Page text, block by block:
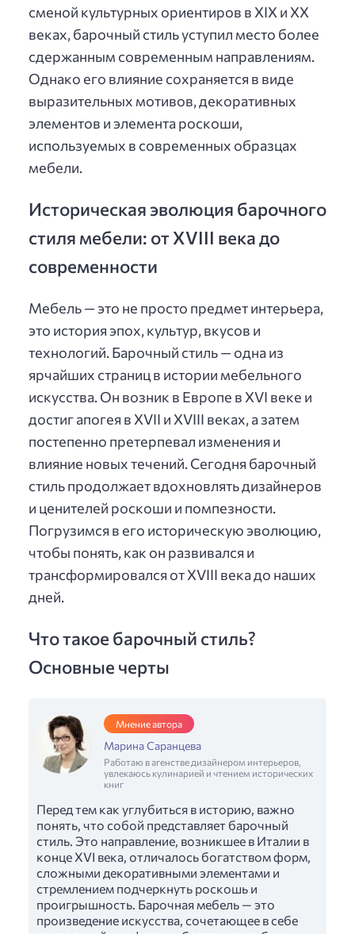
сменой культурных ориентиров в XIX и XX
веках, барочный стиль уступил место более
сдержанным современным направлениям.
Однако его влияние сохраняется в виде
выразительных мотивов, декоративных
элементов и элемента роскоши,
используемых в современных образцах
мебели.
Историческая эволюция барочного
стиля мебели: от XVIII века до
современности
Мебель — это не просто предмет интерьера,
это история эпох, культур, вкусов и
технологий. Барочный стиль — одна из
ярчайших страниц в истории мебельного
искусства. Он возник в Европе в XVI веке и
достиг апогея в XVII и XVIII веках, а затем
постепенно претерпевал изменения и
влияние новых течений. Сегодня барочный
стиль продолжает вдохновлять дизайнеров
и ценителей роскоши и помпезности.
Погрузимся в его историческую эволюцию,
чтобы понять, как он развивался и
трансформировался от XVIII века до наших
дней.
Что такое барочный стиль?
Основные черты
Мнение автора
Марина Саранцева
Работаю в агенстве дизайнером интерьеров,
увлекаюсь кулинарией и чтением исторических
книг
Перед тем как углубиться в историю, важно
понять, что собой представляет барочный
стиль. Это направление, возникшее в Италии в
конце XVI века, отличалось богатством форм,
сложными декоративными элементами и
стремлением подчеркнуть роскошь и
проигрышность. Барочная мебель — это
произведение искусства, сочетающее в себе